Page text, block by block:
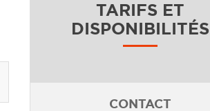
TARIFS ET
DISPONIBILITÉS
CONTACT